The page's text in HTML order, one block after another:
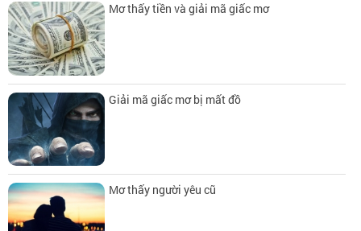
Mơ thấy tiền và giải mã giấc mơ
Giải mã giấc mơ bị mất đồ
Mơ thấy người yêu cũ